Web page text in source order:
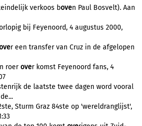
verkoos boven Paul Bosvelt). Aan
bij Feyenoord, 4 augustus 2000,
r een transfer van Cruz in de afgelopen
roerover komst Feyenoord fans, 4
de laatste twee dagen word vooral
Sturm Graz 84ste op 'wereldranglijst',